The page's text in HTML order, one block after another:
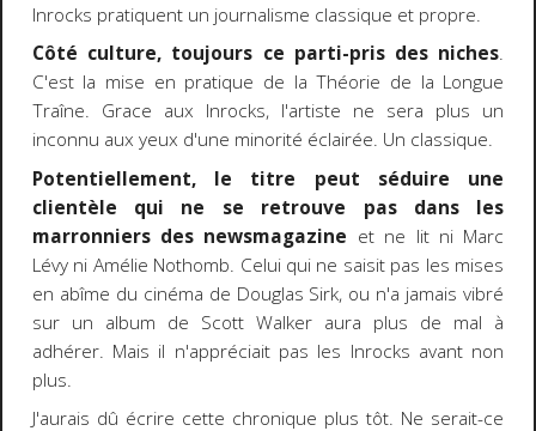
Inrocks pratiquent un journalisme classique et propre.
Côté culture, toujours ce parti-pris des niches.
C'est la mise en pratique de la Théorie de la Longue
Traîne. Grace aux Inrocks, l'artiste ne sera plus un
inconnu aux yeux d'une minorité éclairée. Un classique.
Potentiellement, le titre peut séduire une
clientèle qui ne se retrouve pas dans les
marronniers des newsmagazine et ne lit ni Marc
Lévy ni Amélie Nothomb. Celui qui ne saisit pas les mises
en abîme du cinéma de Douglas Sirk, ou n'a jamais vibré
sur un album de Scott Walker aura plus de mal à
adhérer. Mais il n'appréciait pas les Inrocks avant non
plus.
J'aurais dû écrire cette chronique plus tôt. Ne serait-ce